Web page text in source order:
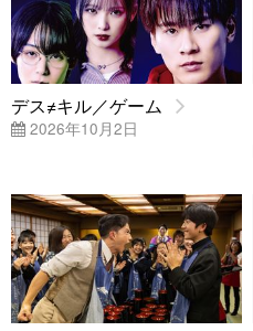
デス≠キル／ゲーム
2026年10月2日